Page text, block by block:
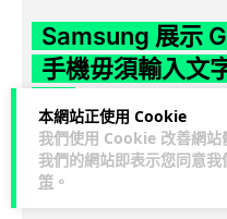
本網站正使用 Cookie
我們使用 Cookie 改善網站
我們的網站即表示您同意我
策 。
Samsung 展示
手機毋須輸入文
作
Samsung 電子 MX 部門顧
表示，品牌正推動 Galaxy